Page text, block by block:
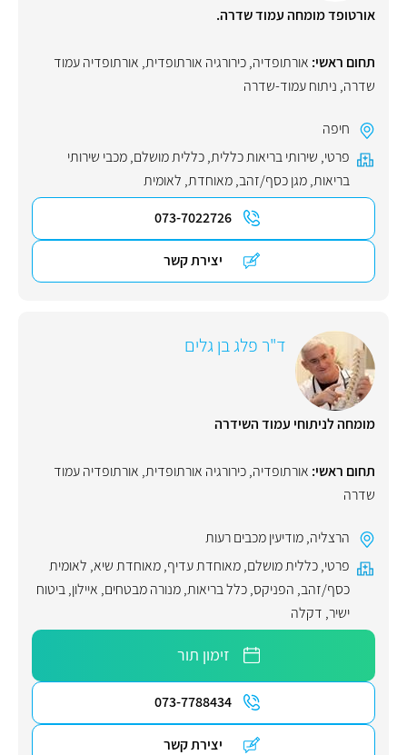
אורטופד מומחה עמוד שדרה.
תחום ראשי: אורתופדיה,כירורגיה אורתופדית, אורתופדיה עמוד
שדרה, ניתוח עמוד-שדרה
חיפה
פרטי, שירותי בריאות כללית,כללית מושלם,מכבי שירותי
בריאות,מגן כסף/זהב,מאוחדת, לאומית
073-7022726
יצירת קשר
ד"ר פלג בן גלים
מומחה לניתוחי עמוד השידרה
תחום ראשי: אורתופדיה,כירורגיה אורתופדית, אורתופדיה עמוד
שדרה
הרצליה,מודיעין מכבים רעות
פרטי,כללית מושלם,מאוחדת עדיף,מאוחדת שיא, לאומית
כסף/זהב, הפניקס,כלל בריאות,מנורה מבטחים, איילון,ביטוח
ישיר, דקלה
זימון תור
073-7788434
יצירת קשר